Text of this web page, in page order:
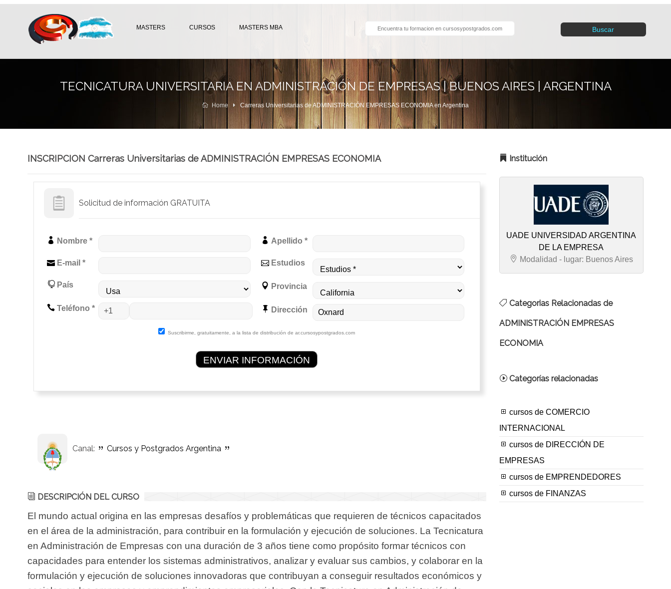
Buscar
MASTERS CURSOS MASTERS MBA
TECNICATURA UNIVERSITARIA EN ADMINISTRACIÓN DE EMPRESAS | BUENOS AIRES | ARGENTINA
Home Carreras Universitarias de ADMINISTRACIÓN EMPRESAS ECONOMIA en Argentina
INSCRIPCION Carreras Universitarias de ADMINISTRACIÓN EMPRESAS ECONOMIA
Solicitud de información GRATUITA
Nombre * Apellido *
E-mail * Estudios
País Provincia
Teléfono * Dirección
Suscribirme, gratuitamente, a la lista de distribución de ar.cursosypostgrados.com
Canal: Cursos y Postgrados Argentina
DESCRIPCIÓN DEL CURSO
El mundo actual origina en las empresas desafíos y problemáticas que requieren de técnicos capacitados
en el área de la administración, para contribuir en la formulación y ejecución de soluciones. La Tecnicatura
en Administración de Empresas con una duración de 3 años tiene como propósito formar técnicos con
capacidades para entender los sistemas administrativos, analizar y evaluar sus cambios, y colaborar en la
formulación y ejecución de soluciones innovadoras que contribuyan a conseguir resultados económicos y
Institución
UADE UNIVERSIDAD ARGENTINA
DE LA EMPRESA
Modalidad - lugar: Buenos Aires
Categorias Relacionadas de
ADMINISTRACIÓN EMPRESAS
ECONOMIA
Categorías relacionadas
cursos de COMERCIO
INTERNACIONAL
cursos de DIRECCIÓN DE
EMPRESAS
cursos de EMPRENDEDORES
cursos de FINANZAS